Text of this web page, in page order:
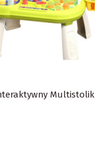
Multistolik